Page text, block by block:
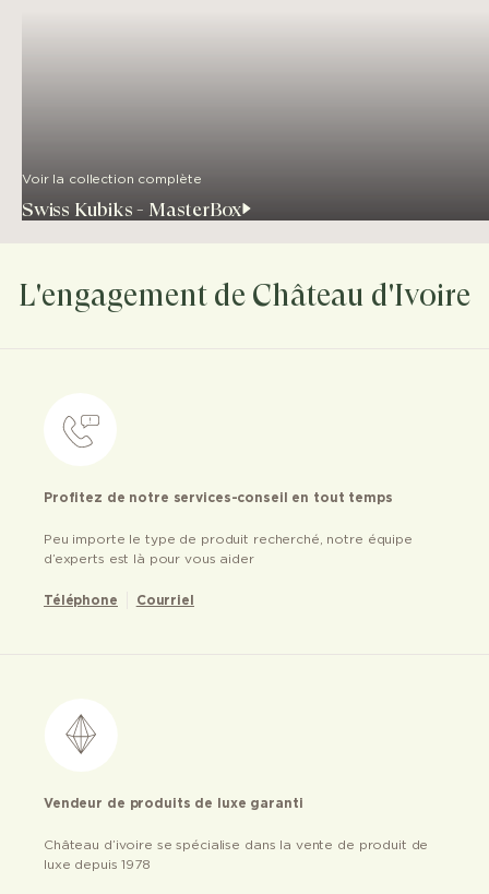
Voir la collection complète
Swiss Kubiks - MasterBox
L'engagement de Château d'Ivoire
Profitez de notre services-conseil en tout temps
Peu importe le type de produit recherché, notre équipe
d’experts est là pour vous aider
Téléphone Courriel
Vendeur de produits de luxe garanti
Château d’ivoire se spécialise dans la vente de produit de
luxe depuis 1978